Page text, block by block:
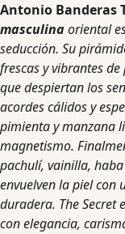
Antonio Banderas
masculinaoriental
seducción. Su
frescas y vibrantes
que despiertan los
acordes cálidos y
pimienta y manzana
magnetismo.
pachulí, vainilla,
envuelven la piel con
duradera. The Secret
con elegancia,